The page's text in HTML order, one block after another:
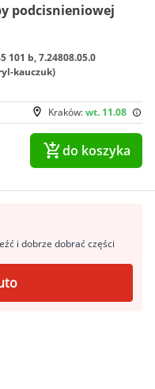
podcisnieniowej
101 b, 7.24808.05.0
kauczuk)
Kraków:wt. 11.08
do koszyka
i dobrze dobrać części